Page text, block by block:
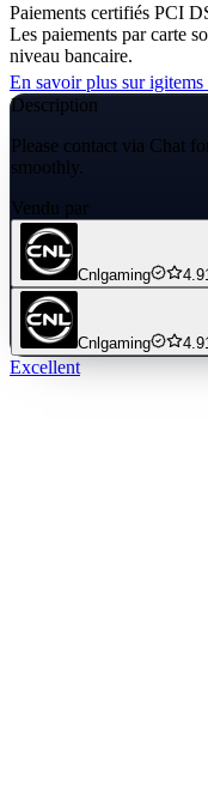
Paiements certifiés PCI
Les paiements par carte
niveau bancaire.
En savoir plus sur igitems
Description
Please contact via Chat
smoothly.
Vendu par
Cnlgaming
Cnlgaming
Excellent